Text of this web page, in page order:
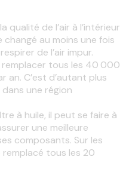
qualité de l’air à l’intérieur
au moins une fois
de l’air impur.
remplacer tous les 40 000
an. C’est d’autant plus
une région
à huile, il peut se faire à
une meilleure
composants. Sur les
tous les 20